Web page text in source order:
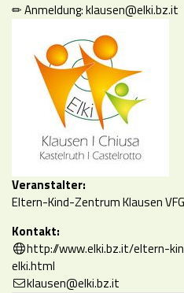
✏ Anmeldung:klausen@elki.bz.it
Veranstalter:
Eltern-Kind-Zentrum Klausen VFG
Kontakt:
http://www.elki.bz.it/eltern-
elki.html
klausen@elki.bz.it